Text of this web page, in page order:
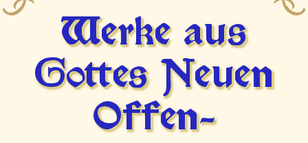
Werke aus
Gottes Neuen
Offen­